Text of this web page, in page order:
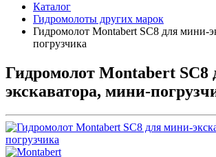
Каталог
Гидромолоты других марок
Гидромолот Montabert SC8 для мини-
погрузчика
Гидромолот Montabert SC8
экскаватора, мини-